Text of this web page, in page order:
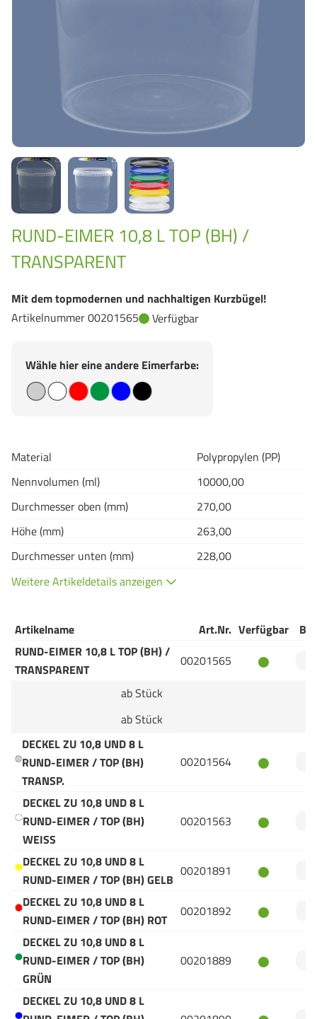
RUND-EIMER 10,8 L TOP (BH) /
TRANSPARENT
Mit dem topmodernen und nachhaltigen Kurzbügel!
Artikelnummer 00201565
Verfügbar
Wähle hier eine andere Eimerfarbe:
Material
Polypropylen (PP)
Nennvolumen (ml)
10000,00
Durchmesser oben (mm)
270,00
Höhe (mm)
263,00
Durchmesser unten (mm)
228,00
Weitere Artikeldetails anzeigen
Artikelname Art.Nr. Verfügbar
RUND-EIMER 10,8 L TOP (BH) /
TRANSPARENT
00201565
ab Stück
ab Stück
DECKEL ZU 10,8 UND 8 L
RUND-EIMER / TOP (BH)
TRANSP.
00201564
DECKEL ZU 10,8 UND 8 L
RUND-EIMER / TOP (BH)
WEISS
00201563
DECKEL ZU 10,8 UND 8 L
RUND-EIMER / TOP (BH) GELB
00201891
DECKEL ZU 10,8 UND 8 L
RUND-EIMER / TOP (BH) ROT
00201892
DECKEL ZU 10,8 UND 8 L
RUND-EIMER / TOP (BH)
GRÜN
00201889
DECKEL ZU 10,8 UND 8 L